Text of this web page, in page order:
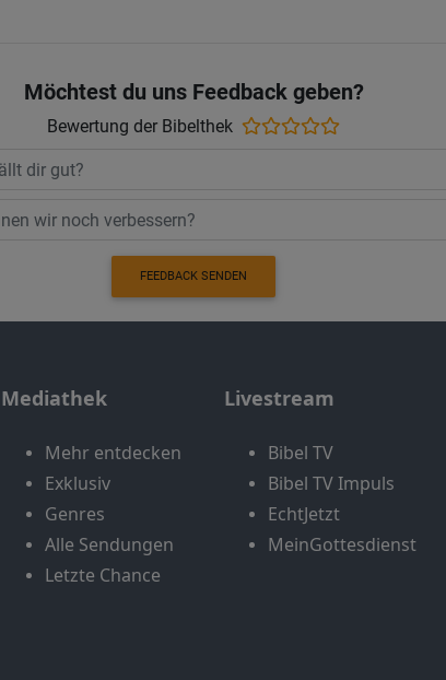
Möchtest du uns Feedback geben?
Bewertung der Bibelthek
FEEDBACK SENDEN
Mediathek
Mehr entdecken
Exklusiv
Genres
Alle Sendungen
Letzte Chance
Livestream
Bibel TV
Bibel TV Impuls
EchtJetzt
MeinGottesdienst